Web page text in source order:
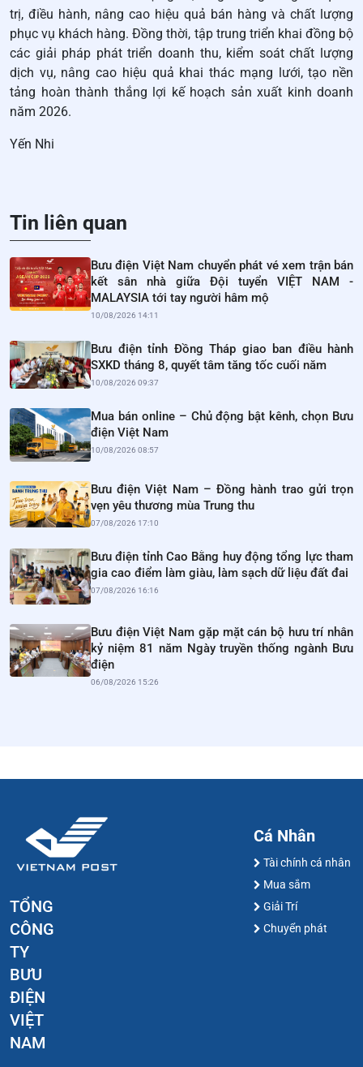
trị, điều hành, nâng cao hiệu quả bán hàng và chất lượng
phục vụ khách hàng. Đồng thời, tập trung triển khai đồng bộ
các giải pháp phát triển doanh thu, kiểm soát chất lượng
dịch vụ, nâng cao hiệu quả khai thác mạng lưới, tạo nền
tảng hoàn thành thắng lợi kế hoạch sản xuất kinh doanh
năm 2026.
Yến Nhi
Tin liên quan
Bưu điện Việt Nam chuyển phát vé xem trận bán
kết sân nhà giữa Đội tuyển VIỆT NAM -
MALAYSIA tới tay người hâm mộ
10/08/2026 14:11
Bưu điện tỉnh Đồng Tháp giao ban điều hành
SXKD tháng 8, quyết tâm tăng tốc cuối năm
10/08/2026 09:37
Mua bán online – Chủ động bật kênh, chọn Bưu
điện Việt Nam
10/08/2026 08:57
Bưu điện Việt Nam – Đồng hành trao gửi trọn
vẹn yêu thương mùa Trung thu
07/08/2026 17:10
Bưu điện tỉnh Cao Bằng huy động tổng lực tham
gia cao điểm làm giàu, làm sạch dữ liệu đất đai
07/08/2026 16:16
Bưu điện Việt Nam gặp mặt cán bộ hưu trí nhân
kỷ niệm 81 năm Ngày truyền thống ngành Bưu
điện
06/08/2026 15:26
TỔNG
CÔNG
TY
BƯU
ĐIỆN
VIỆT
NAM
Cá Nhân
Tài chính cá nhân
Mua sắm
Giải Trí
Chuyển phát